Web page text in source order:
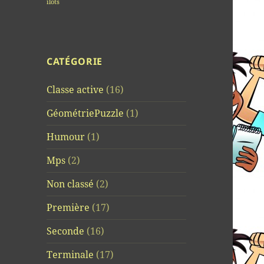
îlots
CATÉGORIE
Classe active (16)
GéométriePuzzle (1)
Humour (1)
Mps (2)
Non classé (2)
Première (17)
Seconde (16)
Terminale (17)